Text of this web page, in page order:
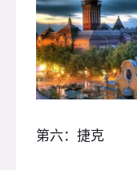
第六：捷克